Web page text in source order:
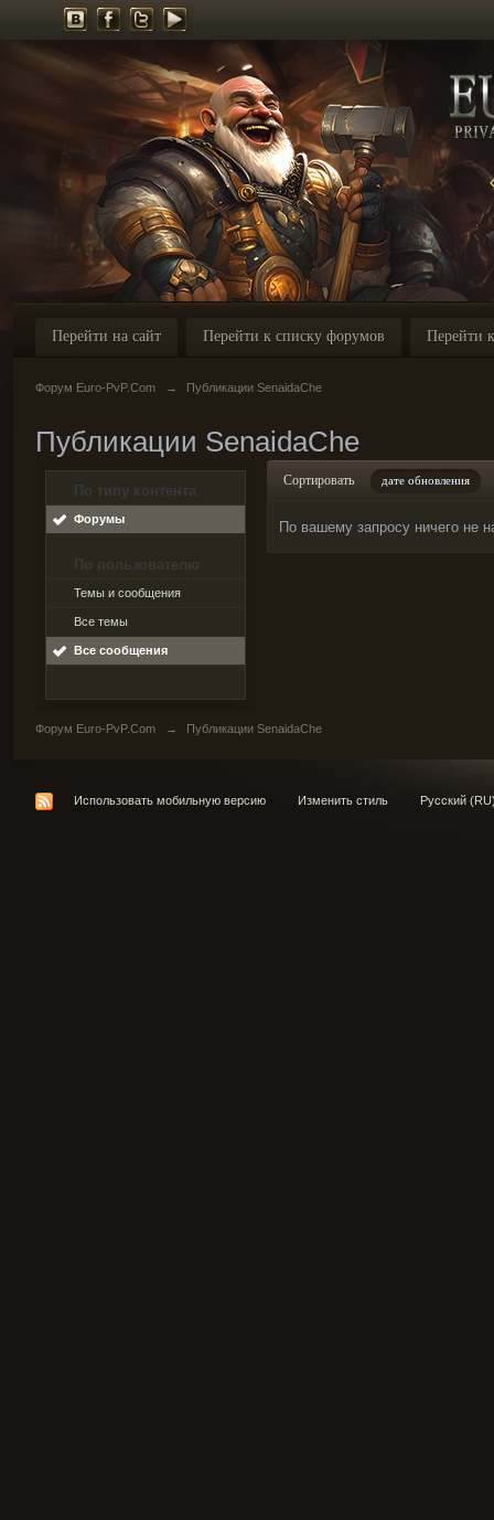
Перейти на сайт Перейти к списку форумов Перейти
Форум Euro-PvP.Com → Публикации SenaidaChe
Публикации SenaidaChe
По типу контента
Форумы
По пользователю
Темы и сообщения
Все темы
Все сообщения
Сортировать дате обновления
По вашему запросу ничего не
Форум Euro-PvP.Com → Публикации SenaidaChe
Использовать мобильную версию Изменить стиль Русский